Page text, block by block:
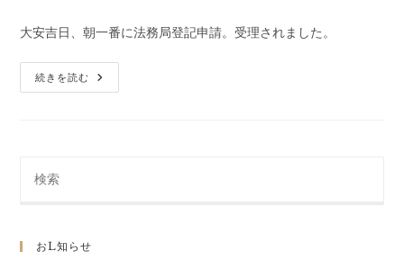
公
開
日:
大安吉日、朝一番に法務局登記申請。受理されました。
続きを読む 日
緬
設
立
おl知らせ